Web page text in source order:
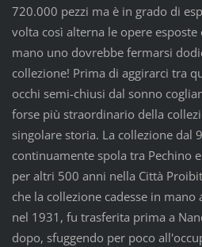
720.000 pezzi ma è in grado di
volta così alterna le opere
mano uno dovrebbe fermarsi
collezione! Prima di aggirarci tra
occhi semi-chiusi dal sonno
forse più straordinario della
singolare storia. La collezione dal
continuamente spola tra Pechino
per altri 500 anni nella Città
che la collezione cadesse in
nel 1931, fu trasferita prima a
dopo, sfuggendo per poco